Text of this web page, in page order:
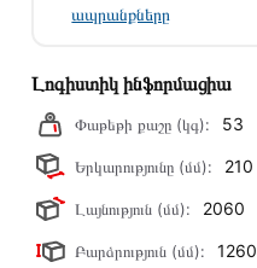
ապրանքները
Լոգիստիկ ինֆորմացիա
Փաթեթի քաշը (կգ): 53
Երկարությունը (մմ): 210
Լայնություն (մմ): 2060
Բարձրություն (մմ): 1260